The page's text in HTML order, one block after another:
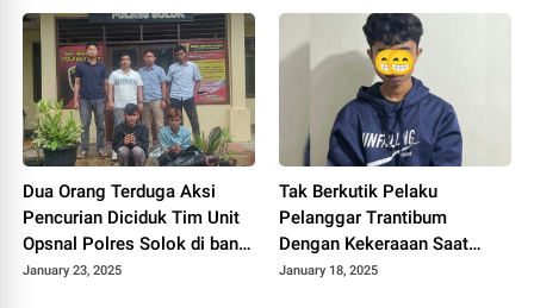
Dua Orang Terduga Aksi
Pencurian Diciduk Tim Unit
Opsnal Polres Solok di bantu
anggota Reskrim Polres
January 23, 2025
Tak Berkutik Pelaku
Pelanggar Trantibum
Dengan Kekeraaan Saat
Ditangkap Tim Black Spider
January 18, 2025